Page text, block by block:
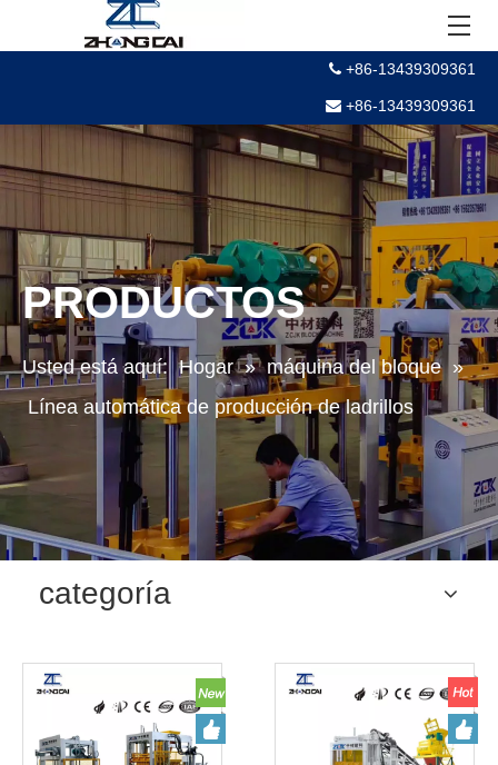
 +86-13439309361
 +86-13439309361
PRODUCTOS
Usted está aquí: Hogar » máquina del bloque »
Línea automática de producción de ladrillos
categoría